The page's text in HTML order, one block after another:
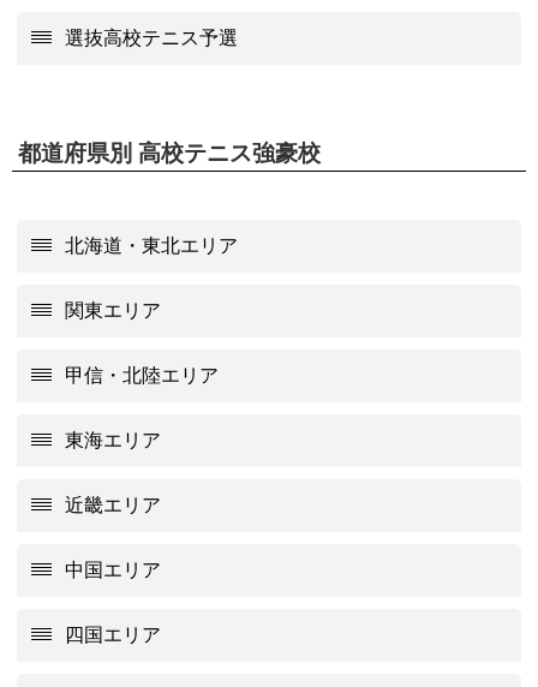
選抜高校テニス予選
都道府県別 高校テニス強豪校
北海道・東北エリア
関東エリア
甲信・北陸エリア
東海エリア
近畿エリア
中国エリア
四国エリア